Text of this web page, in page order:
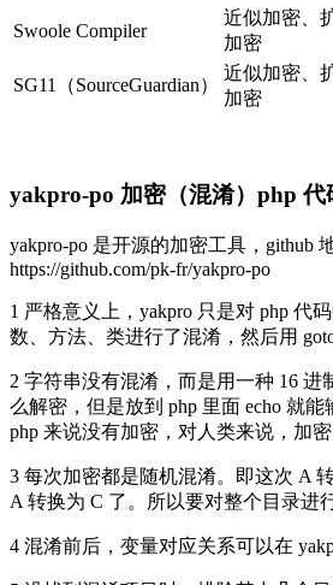
Swoole Compiler
近似加密、
加密
SG11（SourceGuardian）
近似加密、
加密
yakpro-po 加密（混淆）php 代
yakpro-po 是开源的加密工具，github
https://github.com/pk-fr/yakpro-po
1 严格意义上，yakpro 只是对 php 代
数、方法、类进行了混淆，然后用
2 字符串没有混淆，而是用一种 16 进
么解密，但是放到 php 里面 echo 就
php 来说没有加密，对人类来说，加密
3 每次加密都是随机混淆。即这次 A
A 转换为 C 了。所以要对整个目录进
4 混淆前后，变量对应关系可以在